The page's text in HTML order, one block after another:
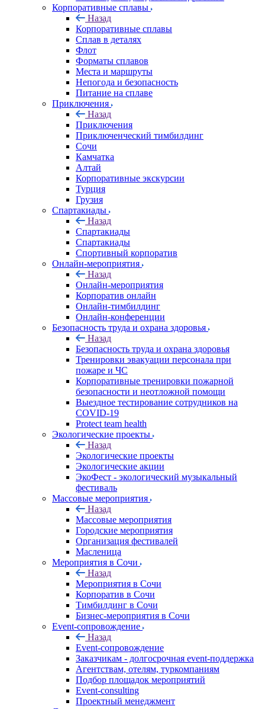
Корпоративные сплавы
Назад
Корпоративные сплавы
Сплав в деталях
Флот
Форматы сплавов
Места и маршруты
Непогода и безопасность
Питание на сплаве
Приключения
Назад
Приключения
Приключенческий тимбилдинг
Сочи
Камчатка
Алтай
Корпоративные экскурсии
Турция
Грузия
Спартакиады
Назад
Спартакиады
Спартакиады
Спортивный корпоратив
Онлайн-мероприятия
Назад
Онлайн-мероприятия
Корпоратив онлайн
Онлайн-тимбилдинг
Онлайн-конференции
Безопасность труда и охрана здоровья
Назад
Безопасность труда и охрана здоровья
Тренировки эвакуации персонала при
пожаре и ЧС
Корпоративные тренировки пожарной
безопасности и неотложной помощи
Выездное тестирование сотрудников на
COVID-19
Protect team health
Экологические проекты
Назад
Экологические проекты
Экологические акции
ЭкоФест - экологический музыкальный
фестиваль
Массовые мероприятия
Назад
Массовые мероприятия
Городские мероприятия
Организация фестивалей
Масленица
Мероприятия в Сочи
Назад
Мероприятия в Сочи
Корпоратив в Сочи
Тимбилдинг в Сочи
Бизнес-мероприятия в Сочи
Event-сопровождение
Назад
Event-сопровождение
Заказчикам - долгосрочная event-поддержка
Агентствам, отелям, туркомпаниям
Подбор площадок мероприятий
Event-consulting
Проектный менеджмент